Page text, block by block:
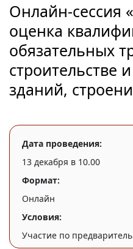
Онлайн-сессия
оценка
обязательных
строительстве
зданий,
Дата проведения:
13 декабря в 10.00
Формат:
Онлайн
Условия:
Участие по